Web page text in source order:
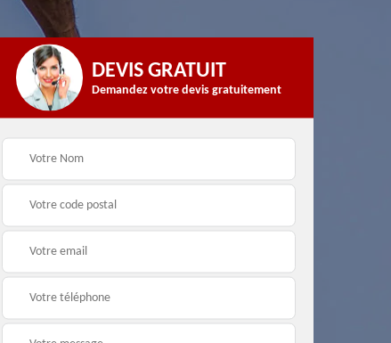
Entreprise de peinture
33
façade 33
DEVIS GRATUIT
Demandez votre devis gratuitement